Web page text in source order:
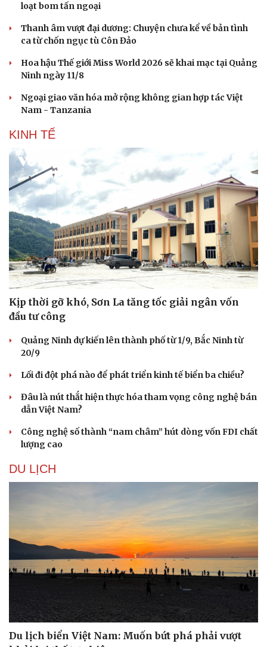
Văn hóa
Sân khấu - Điện ảnh
Văn học
Di sản
Giải trí
Nghệ sĩ
loạt bom tấn ngoại
Thanh âm vượt đại dương: Chuyện chưa kể về bản tình
ca từ chốn ngục tù Côn Đảo
Hoa hậu Thế giới Miss World 2026 sẽ khai mạc tại Quảng
Ninh ngày 11/8
Ngoại giao văn hóa mở rộng không gian hợp tác Việt
Nam - Tanzania
KINH TẾ
Kịp thời gỡ khó, Sơn La tăng tốc giải ngân vốn
đầu tư công
Quảng Ninh dự kiến lên thành phố từ 1/9, Bắc Ninh từ
20/9
Lối đi đột phá nào để phát triển kinh tế biển ba chiều?
Đâu là nút thắt hiện thực hóa tham vọng công nghệ bán
dẫn Việt Nam?
Công nghệ số thành “nam châm” hút dòng vốn FDI chất
lượng cao
DU LỊCH
Du lịch biển Việt Nam: Muốn bứt phá phải vượt